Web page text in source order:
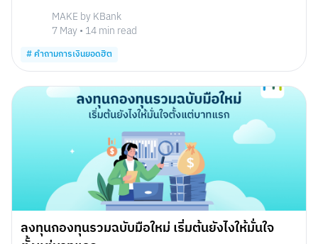
MAKE by KBank
7 May• 14min read
#คำถามการเงินยอดฮิต
ลงทุนกองทุนรวมฉบับมือใหม่ เริ่มต้นยังไงให้มั่นใจ